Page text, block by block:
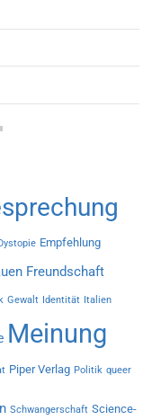
Empfehlung
Freundschaft
Gewalt Identität Italien
Meinung
Piper Verlag Politik queer
Schwangerschaft Science-